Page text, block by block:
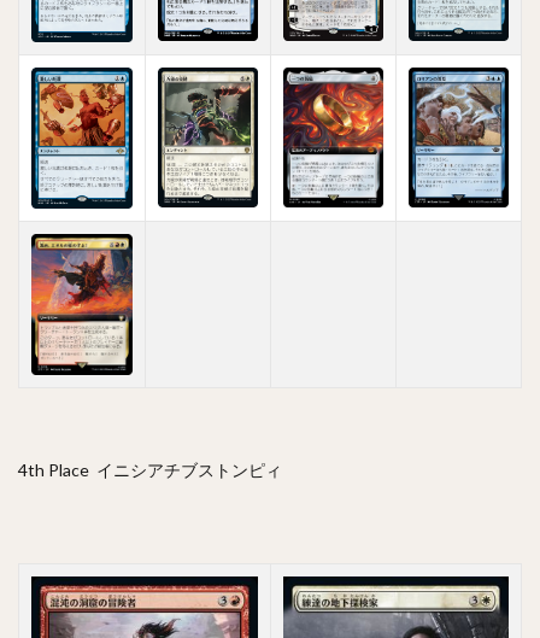
4th Place イニシアチブストンピィ